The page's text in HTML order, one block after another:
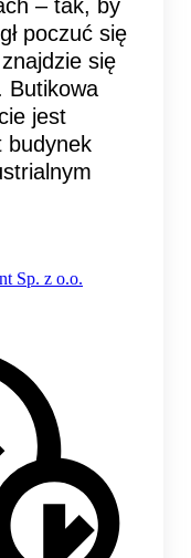
– tak, by
poczuć się
się
Butikowa
jest
budynek
Sp. z o.o.